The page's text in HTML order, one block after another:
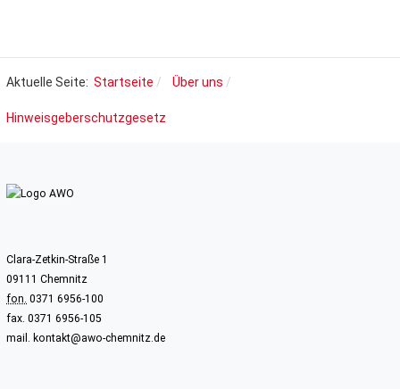
Aktuelle Seite:Startseite Über uns
Hinweisgeberschutzgesetz
Clara-Zetkin-Straße 1
09111 Chemnitz
fon. 0371 6956-100
fax. 0371 6956-105
mail. kontakt@awo-chemnitz.de